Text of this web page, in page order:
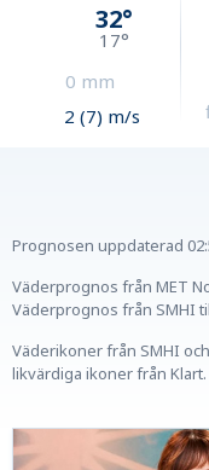
32°
17°
0 mm
2 (7) m/s
Prognosen uppdaterad
Väderprognos från MET
Väderprognos från SMHI
Väderikoner från SMHI
likvärdiga ikoner från Klart.